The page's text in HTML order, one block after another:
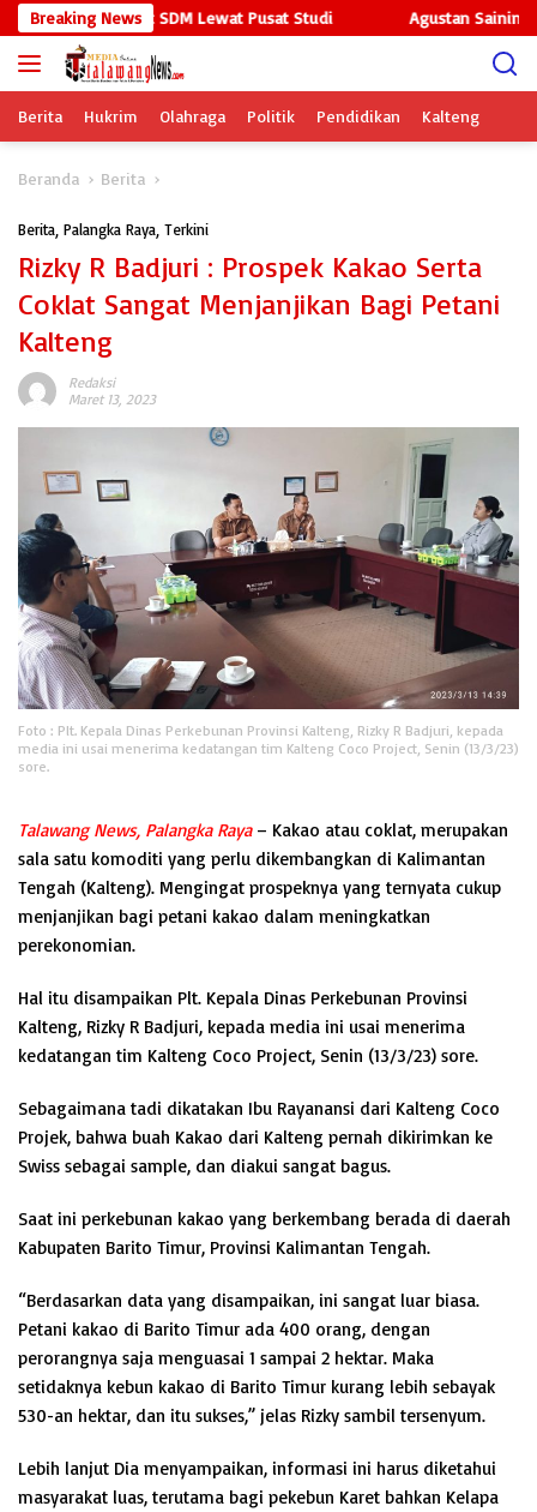
Langsung
ke
konten
Breaking News
Perkuat SDM Lewat Pusat Studi Agustan Saining
Berita Hukrim Olahraga Politik Pendidikan Kalteng
Beranda Berita
Berita Palangka Raya Terkini
Rizky R Badjuri : Prospek Kakao Serta
Coklat Sangat Menjanjikan Bagi Petani
Kalteng
Redaksi
Maret 13, 2023
Foto : Plt. Kepala Dinas Perkebunan Provinsi Kalteng, Rizky R Badjuri, kepada
media ini usai menerima kedatangan tim Kalteng Coco Project, Senin (13/3/23)
sore.
Talawang News, Palangka Raya– Kakao atau coklat, merupakan
sala satu komoditi yang perlu dikembangkan di Kalimantan
Tengah (Kalteng). Mengingat prospeknya yang ternyata cukup
menjanjikan bagi petani kakao dalam meningkatkan
perekonomian.
Hal itu disampaikan Plt. Kepala Dinas Perkebunan Provinsi
Kalteng, Rizky R Badjuri, kepada media ini usai menerima
kedatangan tim Kalteng Coco Project, Senin (13/3/23) sore.
Sebagaimana tadi dikatakan Ibu Rayanansi dari Kalteng Coco
Projek, bahwa buah Kakao dari Kalteng pernah dikirimkan ke
Swiss sebagai sample, dan diakui sangat bagus.
Saat ini perkebunan kakao yang berkembang berada di daerah
Kabupaten Barito Timur, Provinsi Kalimantan Tengah.
“Berdasarkan data yang disampaikan, ini sangat luar biasa.
Petani kakao di Barito Timur ada 400 orang, dengan
perorangnya saja menguasai 1 sampai 2 hektar. Maka
setidaknya kebun kakao di Barito Timur kurang lebih sebayak
530-an hektar, dan itu sukses,” jelas Rizky sambil tersenyum.
Lebih lanjut Dia menyampaikan, informasi ini harus diketahui
masyarakat luas, terutama bagi pekebun Karet bahkan Kelapa